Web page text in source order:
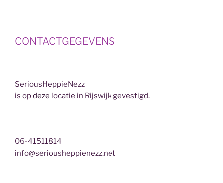
CONTACTGEGEVENS
SeriousHeppieNezz
is opdeze locatie in Rijswijk gevestigd.
06-41511814
info@seriousheppienezz.net